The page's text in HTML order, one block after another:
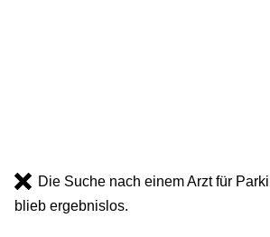
Die Suche nach einem Arzt für
blieb ergebnislos.